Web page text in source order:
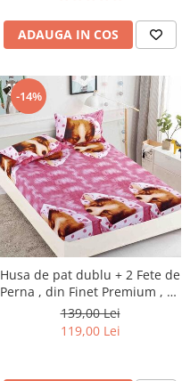
ADAUGA IN COS
-14%
Husa de pat dublu + 2 Fete de
Perna , din Finet Premium , cu
elastic , HP53
139,00 Lei
119,00 Lei